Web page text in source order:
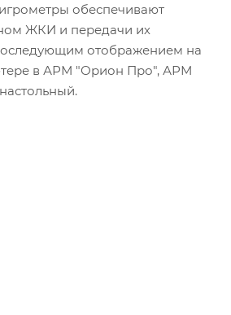
обеспечивают
ЖКИ и передачи их
отображением на
в АРМ "Орион Про", АРМ